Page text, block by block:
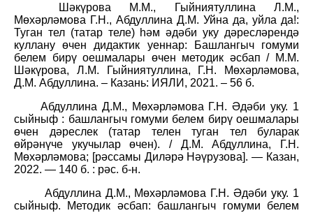
Шәкүрова М.М., Гыйниятуллина Л.М.,
Мөхәрләмова Г.Н., Абдуллина Д.М. Уйна да, уйла да!:
Туган тел (татар теле) һәм әдәби уку дәресләрендә
куллану өчен дидактик уеннар: Башлангыч гомуми
белем бирү оешмалары өчен методик әсбап / М.М.
Шәкүрова, Л.М. Гыйниятуллина, Г.Н. Мөхәрләмова,
Д.М. Абдуллина. – Казань: ИЯЛИ, 2021. – 56 б.
Абдуллина Д.М., Мөхәрләмова Г.Н. Әдәби уку. 1
сыйныф : башлангыч гомуми белем бирү оешмалары
өчен дәреслек (татар телен туган тел буларак
өйрәнүче укучылар өчен). / Д.М. Абдуллина, Г.Н.
Мөхәрләмова; [рәссамы Диләрә Нәүрузова]. — Казан,
2022. — 140 б. : рәс. б-н.
Абдуллина Д.М., Мөхәрләмова Г.Н. Әдәби уку. 1
сыйныф. Методик әсбап: башлангыч гомуми белем